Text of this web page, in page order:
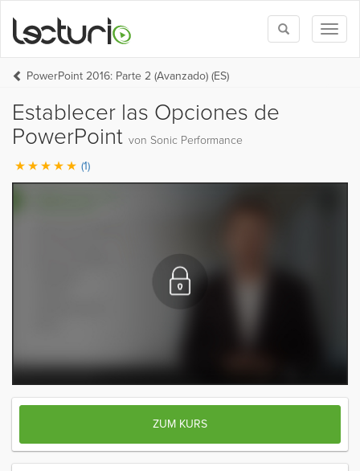
Toggle
search
PowerPoint 2016: Parte 2 (Avanzado) (ES)
Establecer las Opciones de
PowerPoint von Sonic Performance
(1)
ZUM KURS